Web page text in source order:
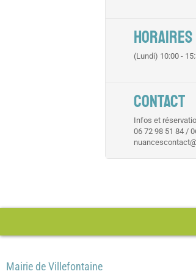
HORAIRES
(Lundi) 10:00 -
CONTACT
Infos et
06 72 98 51 84 /
Mairie de Villefontaine